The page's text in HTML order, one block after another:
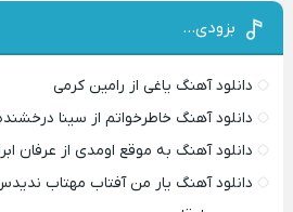
بزودی…
دانلود آهنگ یاغی از رامین کرمی
دانلود آهنگ خاطرخواتم از سینا
دانلود آهنگ به موقع اومدی از عرفان
دانلود آهنگ یار من آفتاب مهتاب